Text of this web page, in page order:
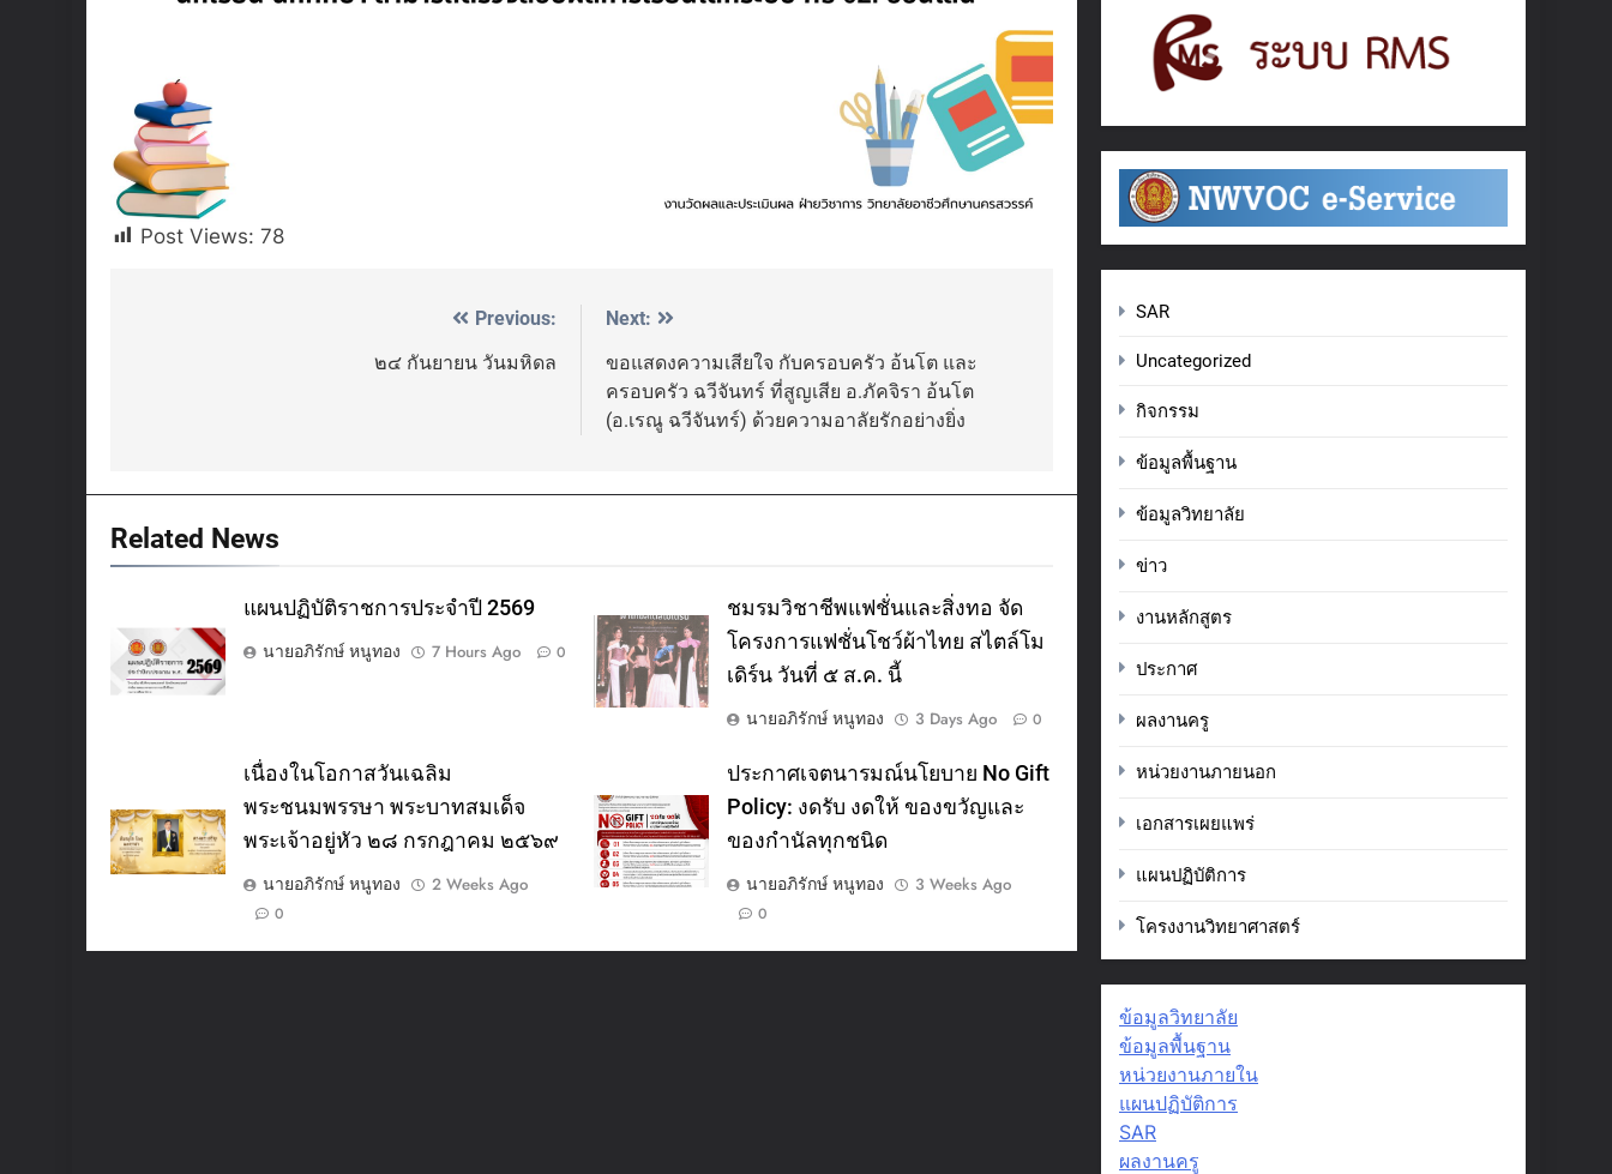
Post Views: 78
Previous:
๒๔ กันยายน วันมหิดล
Next:
ขอแสดงความเสียใจ กับครอบครัว อ้นโต และ
ครอบครัว ฉวีจันทร์ ที่สูญเสีย อ.ภัคจิรา อ้นโต
(อ.เรณู ฉวีจันทร์) ด้วยความอาลัยรักอย่างยิ่ง
Related News
แผนปฏิบัติราชการประจำปี 2569
นายอภิรักษ์ หนูทอง
7 Hours Ago 0
ชมรมวิชาชีพแฟชั่นและสิ่งทอ จัด
โครงการแฟชั่นโชว์ผ้าไทย สไตล์โม
เดิร์น วันที่ ๕ ส.ค. นี้
นายอภิรักษ์ หนูทอง
3 Days Ago 0
เนื่องในโอกาสวันเฉลิม
พระชนมพรรษา พระบาทสมเด็จ
พระเจ้าอยู่หัว ๒๘ กรกฎาคม ๒๕๖๙
นายอภิรักษ์ หนูทอง
2 Weeks Ago
0
ประกาศเจตนารมณ์นโยบาย No Gift
Policy: งดรับ งดให้ ของขวัญและ
ของกำนัลทุกชนิด
นายอภิรักษ์ หนูทอง
3 Weeks Ago
0
SAR
Uncategorized
กิจกรรม
ข้อมูลพื้นฐาน
ข้อมูลวิทยาลัย
ข่าว
งานหลักสูตร
ประกาศ
ผลงานครู
หน่วยงานภายนอก
เอกสารเผยแพร่
แผนปฏิบัติการ
โครงงานวิทยาศาสตร์
ข้อมูลวิทยาลัย
ข้อมูลพื้นฐาน
หน่วยงานภายใน
แผนปฏิบัติการ
SAR
ผลงานครู